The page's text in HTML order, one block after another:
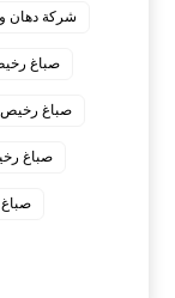
شركة دهان
صباغ
صباغ رخيص
صباغ